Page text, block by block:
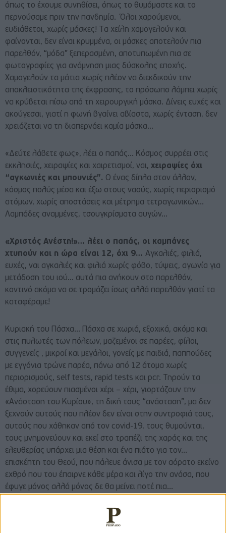
όπως το έχουμε συνηθίσει, όπως το θυμόμαστε και το
περνούσαμε πριν την πανδημία. Όλοι χαρούμενοι,
ευδιάθετοι, χωρίς μάσκες! Tα χείλη χαμογελούν και
φαίνονται, δεν είναι κρυμμένα, οι μάσκες αποτελούν πια
παρελθόν, “μόδα” ξεπερασμένη, αποτυπωμένη πια σε
φωτογραφίες για ανάμνηση μιας δύσκολης εποχής.
Χαμογελούν τα μάτια χωρίς πλέον να διεκδικούν την
αποκλειστικότητα της έκφρασης, το πρόσωπο λάμπει χωρίς
να κρύβεται πίσω από τη χειρουργική μάσκα. Δίνεις ευχές και
ακούγεσαι, γιατί η φωνή βγαίνει αβίαστα, χωρίς ένταση, δεν
χρειάζεται να τη διαπερνάει καμία μάσκα…
«Δεύτε λάβετε φως», λέει ο παπάς… Κόσμος συρρέει στις
εκκλησιές, χειραψίες και χαιρετισμοί, ναι, χειραψίες όχι
“αγκωνιές και μπουνιές”. Ο ένας δίπλα στον άλλον,
κόσμος πολύς μέσα και έξω στους ναούς, χωρίς περιορισμό
ατόμων, χωρίς αποστάσεις και μέτρημα τετραγωνικών…
Λαμπάδες αναμμένες, τσουγκρίσματα αυγών…
«Χριστός Ανέστη!»… λέει ο παπάς, οι καμπάνες
χτυπούν και η ώρα είναι 12, όχι 9… Αγκαλιές, φιλιά,
ευχές, ναι αγκαλιές και φιλιά χωρίς φόβο, τύψεις, αγωνία για
μετάδοση του ιού… αυτά πια ανήκουν στο παρελθόν,
κοντινό ακόμα να σε τρομάζει ίσως αλλά παρελθόν γιατί τα
καταφέραμε!
Κυριακή του Πάσχα… Πάσχα σε χωριά, εξοχικά, ακόμα και
στις πυλωτές των πόλεων, μαζεμένοι σε παρέες, φίλοι,
συγγενείς , μικροί και μεγάλοι, γονείς με παιδιά, παππούδες
με εγγόνια τρώνε παρέα, πάνω από 12 άτομα χωρίς
περιορισμούς, self tests, rapid tests και pcr. Τηρούν τα
έθιμα, χορεύουν πιασμένοι χέρι – χέρι, γιορτάζουν την
«Ανάσταση του Κυρίου», τη δική τους “ανάσταση”, μα δεν
ξεχνούν αυτούς που πλέον δεν είναι στην συντροφιά τους,
αυτούς που χάθηκαν από τον covid-19, τους θυμούνται,
τους μνημονεύουν και εκεί στο τραπέζι της χαράς και της
ελευθερίας υπάρχει μια θέση και ένα πιάτο για τον…
επισκέπτη του Θεού, που πάλευε άνισα με τον αόρατο εκείνο
εχθρό που του έπαιρνε κάθε μέρα και λίγο την ανάσα, που
έφυγε μόνος αλλά μόνος δε θα μείνει ποτέ πια…
Κάπως έτσι, το επόμενο Πάσχα…